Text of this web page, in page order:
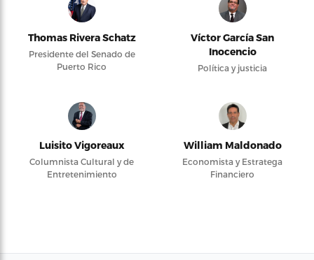
Thomas Rivera Schatz
Presidente del Senado de
Puerto Rico
Víctor García San
Inocencio
Política y justicia
Luisito Vigoreaux
Columnista Cultural y de
Entretenimiento
William Maldonado
Economista y Estratega
Financiero